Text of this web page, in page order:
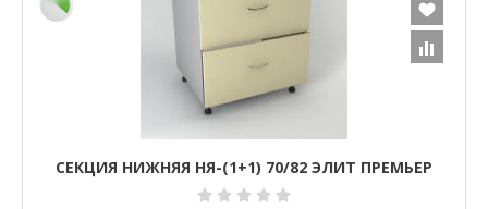
СЕКЦИЯ НИЖНЯЯ НЯ-(1+1) 70/82 ЭЛИТ ПРЕМЬЕР